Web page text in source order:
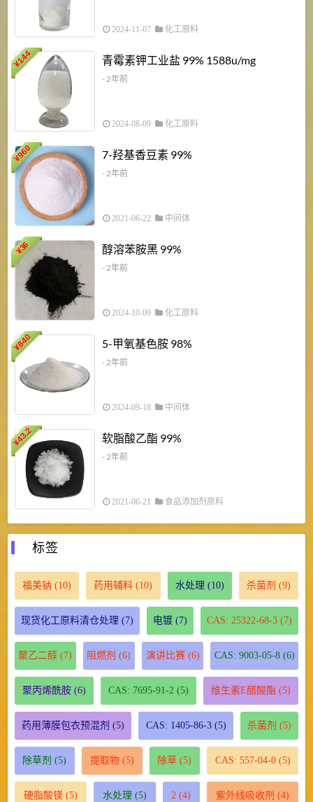
2024-11-07 化工原料
¥
144 青霉素钾工业盐 99% 1588u/mg
- 2年前
2024-08-09 化工原料
¥
960 7-羟基香豆素 99%
- 2年前
2021-06-22 中间体
¥
36 醇溶苯胺黑 99%
- 2年前
2024-10-09 化工原料
¥
840 5-甲氧基色胺 98%
- 2年前
2024-09-18 中间体
¥
43.2 软脂酸乙酯 99%
- 2年前
2021-06-21 食品添加剂原料
标签
福美钠 (10) 药用辅料 (10) 水处理 (10) 杀菌剂 (9)
现货化工原料清仓处理 (7) 电镀 (7) CAS: 25322-68-3 (7)
聚乙二醇 (7) 阻燃剂 (6) 演讲比赛(6) CAS: 9003-05-8(6)
聚丙烯酰胺(6) CAS: 7695-91-2 (5) 维生素E醋酸酯 (5)
药用薄膜包衣预混剂 (5) CAS: 1405-86-3(5) 杀菌剂 (5)
除草剂 (5) 提取物(5) 除草 (5) CAS: 557-04-0(5)
硬脂酸镁(5) 水处理 (5) 2 (4) 紫外线吸收剂 (4)